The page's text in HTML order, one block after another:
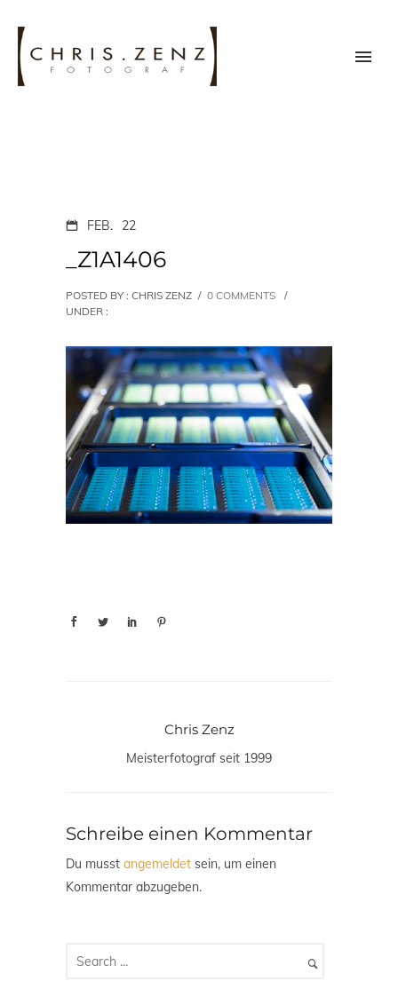
FEB. 22
_Z1A1406
POSTED BY : CHRIS ZENZ / 0 COMMENTS
/
UNDER :
Chris Zenz
Meisterfotograf seit 1999
Schreibe einen Kommentar
Du musst angemeldet sein, um einen
Kommentar abzugeben.